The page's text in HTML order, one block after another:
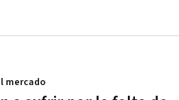
mercado